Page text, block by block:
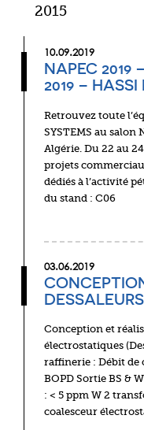
2015
10.09.2019
NAPEC 2019
2019 –
Retrouvez toute
SYSTEMS au salon
Algérie. Du 22 au
projets
dédiés à l’activité
du stand : C06
03.06.2019
Conception et
électrostatiques
raffinerie : Débit de
BOPD Sortie BS &
: < 5 ppm W 2
coalesceur